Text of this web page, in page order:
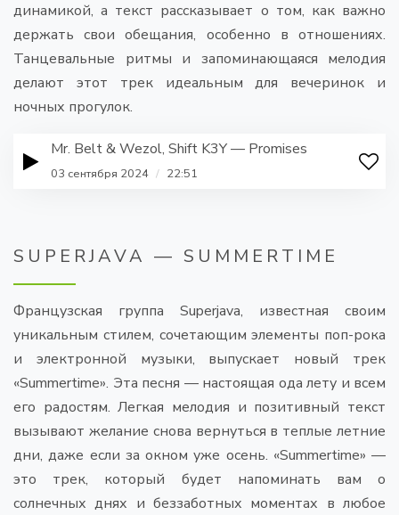
динамикой, а текст рассказывает о том, как важно
держать свои обещания, особенно в отношениях.
Танцевальные ритмы и запоминающаяся мелодия
делают этот трек идеальным для вечеринок и
ночных прогулок.
Mr. Belt & Wezol, Shift K3Y — Promises
03 сентября 2024 / 22:51
SUPERJAVA — SUMMERTIME
Французская группа Superjava, известная своим
уникальным стилем, сочетающим элементы поп-рока
и электронной музыки, выпускает новый трек
«Summertime». Эта песня — настоящая ода лету и всем
его радостям. Легкая мелодия и позитивный текст
вызывают желание снова вернуться в теплые летние
дни, даже если за окном уже осень. «Summertime» —
это трек, который будет напоминать вам о
солнечных днях и беззаботных моментах в любое